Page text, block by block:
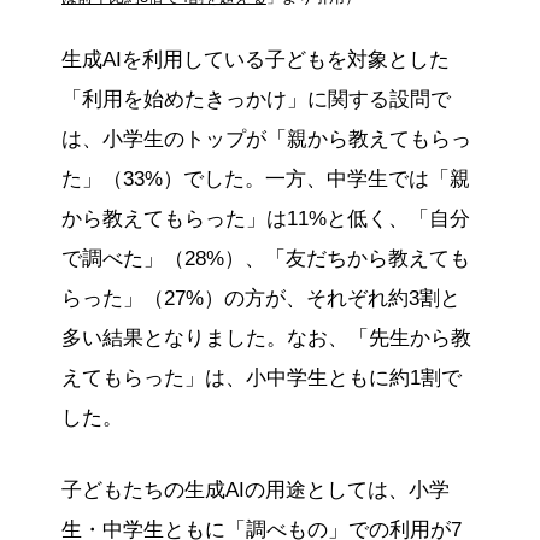
生成AIを利用している子どもを対象とした
「利用を始めたきっかけ」に関する設問で
は、小学生のトップが「親から教えてもらっ
た」（33%）でした。一方、中学生では「親
から教えてもらった」は11%と低く、「自分
で調べた」（28%）、「友だちから教えても
らった」（27%）の方が、それぞれ約3割と
多い結果となりました。なお、「先生から教
えてもらった」は、小中学生ともに約1割で
した。
子どもたちの生成AIの用途としては、小学
生・中学生ともに「調べもの」での利用が7